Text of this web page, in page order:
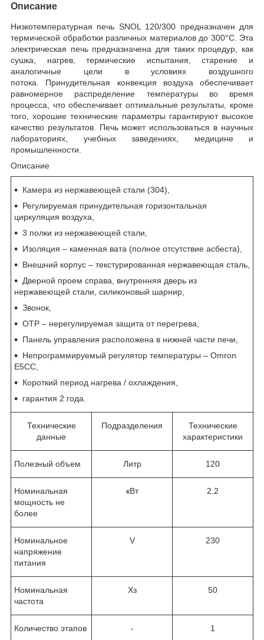
Описание
Низкотемпературная печь SNOL 120/300 предназначен для
термической обработки различных материалов до 300°C. Эта
электрическая печь предназначена для таких процедур, как
сушка, нагрев, термические испытания, старение и
аналогичные цели в условиях воздушного
потока. Принудительная конвекция воздуха обеспечивает
равномерное распределение температуры во время
процесса, что обеспечивает оптимальные результаты, кроме
того, хорошие технические параметры гарантируют высокое
качество результатов. Печь может использоваться в научных
лабораториях, учебных заведениях, медицине и
промышленности.
Описание
Камера из нержавеющей стали (304),
Регулируемая принудительная горизонтальная
циркуляция воздуха,
3 полки из нержавеющей стали,
Изоляция – каменная вата (полное отсутствие асбеста),
Внешний корпус – текстурированная нержавеющая сталь,
Дверной проем справа, внутренняя дверь из
нержавеющей стали, силиконовый шарнир,
Звонок,
OTP – нерегулируемая защита от перегрева,
Панель управления расположена в нижней части печи,
Непрограммируемый регулятор температуры – Omron
E5CC,
Короткий период нагрева / охлаждения,
гарантия 2 года.
Технические
данные
Подразделения
Технические
характеристики
Полезный объем Литр 120
Номинальная
мощность не
более
кВт 2.2
Номинальное
напряжение
питания
V 230
Номинальная
частота
Хз 50
Количество этапов - 1